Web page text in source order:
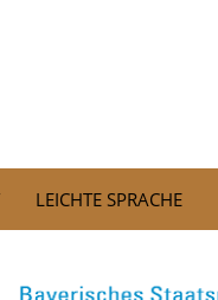
LEICHTE SPRACHE